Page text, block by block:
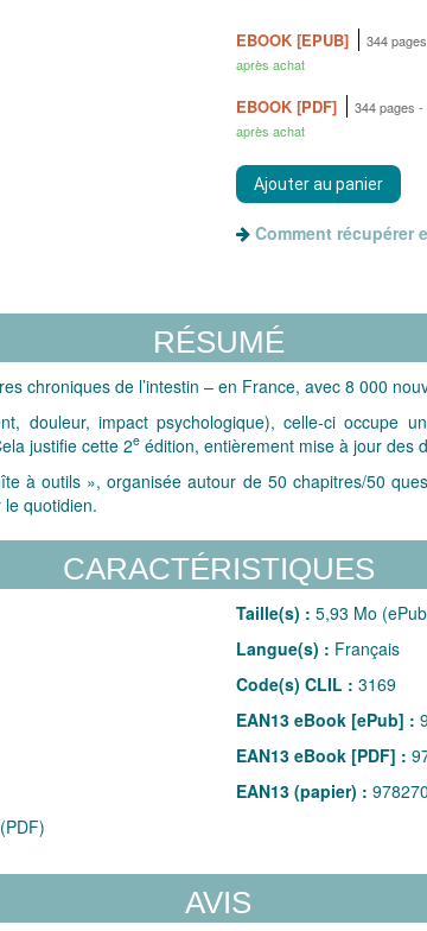
EBOOK [EPUB] 344 pages
après achat
EBOOK [PDF] 344 pages
après achat
Comment récupérer
RÉSUMÉ
chroniques de l’intestin – en France, avec 8 000
douleur, impact psychologique), celle-ci occupe
justifie cette 2e édition, entièrement mise à jour des
à outils », organisée autour de 50 chapitres/50
quotidien.
CARACTÉRISTIQUES
Taille(s) : 5,93 Mo
Langue(s) : Français
Code(s) CLIL : 3169
EAN13 eBook [ePub] :
EAN13 eBook [PDF] :
EAN13 (papier) :
AVIS